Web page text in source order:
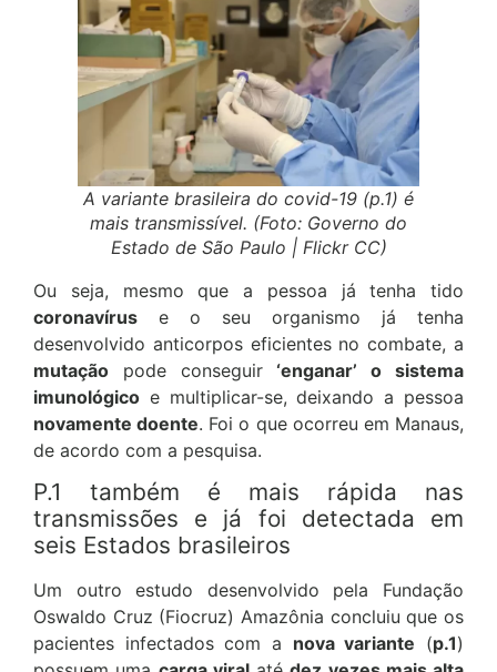
A variante brasileira do covid-19 (p.1) é
mais transmissível. (Foto: Governo do
Estado de São Paulo | Flickr CC)
Ou seja, mesmo que a pessoa já tenha tido
coronavírus e o seu organismo já tenha
desenvolvido anticorpos eficientes no combate, a
mutação pode conseguir‘enganar’ o sistema
imunológico e multiplicar-se, deixando a pessoa
novamente doente. Foi o que ocorreu em Manaus,
de acordo com a pesquisa.
P.1 também é mais rápida nas
transmissões e já foi detectada em
seis Estados brasileiros
Um outro estudo desenvolvido pela Fundação
Oswaldo Cruz (Fiocruz) Amazônia concluiu que os
pacientes infectados com a nova variante (p.1)